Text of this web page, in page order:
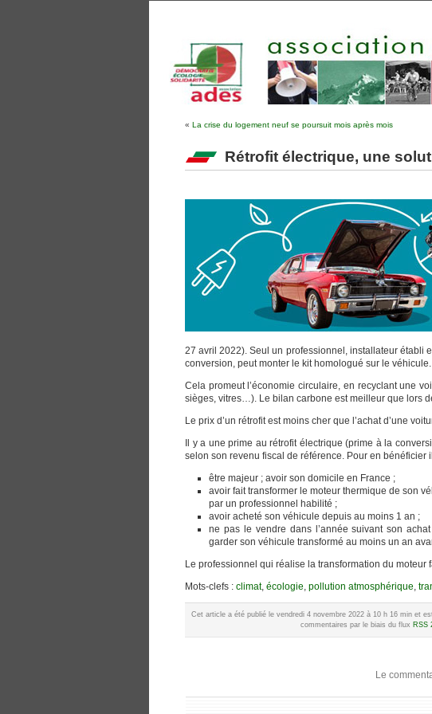
« La crise du logement neuf se poursuit mois après mois
Rétrofit électrique, une
27 avril 2022). Seul un professionnel, installateur établi
conversion, peut monter le kit homologué sur le véhicule.
Cela promeut l’économie circulaire, en recyclant une
sièges, vitres…). Le bilan carbone est meilleur que lors
Le prix d’un rétrofit est moins cher que l’achat d’une
Il y a une prime au rétrofit électrique (prime à la
selon son revenu fiscal de référence. Pour en bénéficier
être majeur ; avoir son domicile en France ;
avoir fait transformer le moteur thermique de son
par un professionnel habilité ;
avoir acheté son véhicule depuis au moins 1 an ;
ne pas le vendre dans l’année suivant son
garder son véhicule transformé au moins un an
Le professionnel qui réalise la transformation du moteur
Mots-clefs : climat, écologie, pollution atmosphérique,
Cet article a été publié le vendredi 4 novembre 2022 à 10 h 16 min et
commentaires par le biais du flux RSS
Le